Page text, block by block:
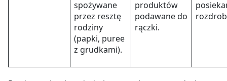
spożywane
przez resztę
rodziny
(papki, puree
z grudkami).
produktów
podawane do
rączki.